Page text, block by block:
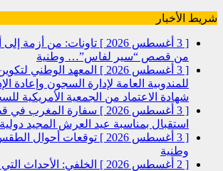
شريط الأخبار
[ 3 أغسطس 2026 ]
تاونات: من أزمة
من قصص “سير لفاس”… وطنية
[ 3 أغسطس 2026 ]
المعهد الوطني
للمندوبية العامة لإدارة السجون وإعادة
شهادة الاعتماد من الجمعية الأمريكية
[ 3 أغسطس 2026 ]
سفارة المغرب في
استقبال بمناسبة عيد العرش المجيد دولية
[ 3 أغسطس 2026 ]
توقعات أحوال الطقس
وطنية
[ 2 أغسطس 2026 ]
الخلفي: الأحداث